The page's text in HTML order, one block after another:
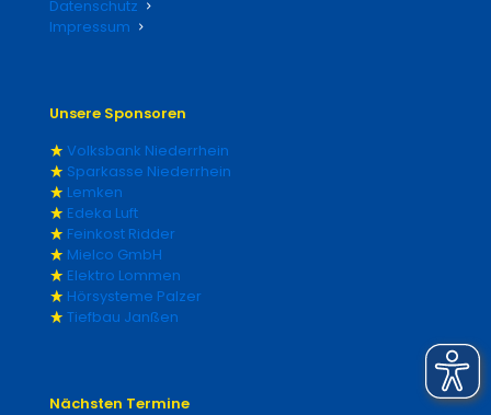
Datenschutz
Impressum
Unsere Sponsoren
Volksbank Niederrhein
Sparkasse Niederrhein
Lemken
Edeka Luft
Feinkost Ridder
Mielco GmbH
Elektro Lommen
Hörsysteme Palzer
Tiefbau Janßen
Nächsten Termine